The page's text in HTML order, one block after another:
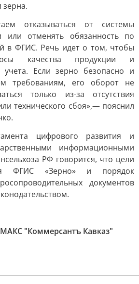
зерна.
отказываться от системы
или отменять обязанность по
в ФГИС. Речь идет о том, чтобы
качества продукции и
учета. Если зерно безопасно и
требованиям, его оборот не
только из-за отсутствия
технического сбоя»,— пояснил
цифрового развития и
информационными
РФ говорится, что цели
ФГИС «Зерно» и порядок
документов
"Коммерсантъ Кавказ"